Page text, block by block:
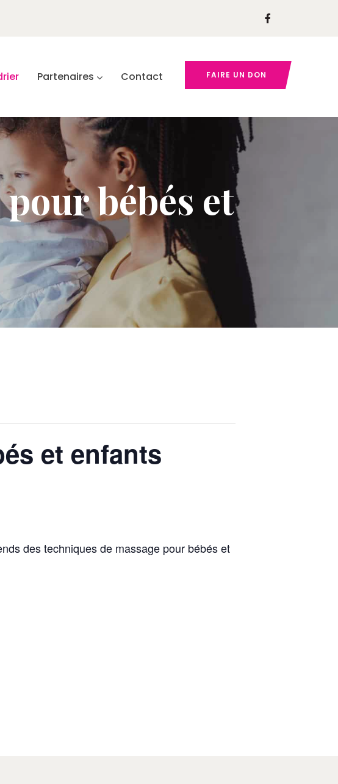
Partenaires Contact FAIRE UN DON
bébés et
et enfants
des techniques de massage pour bébés et